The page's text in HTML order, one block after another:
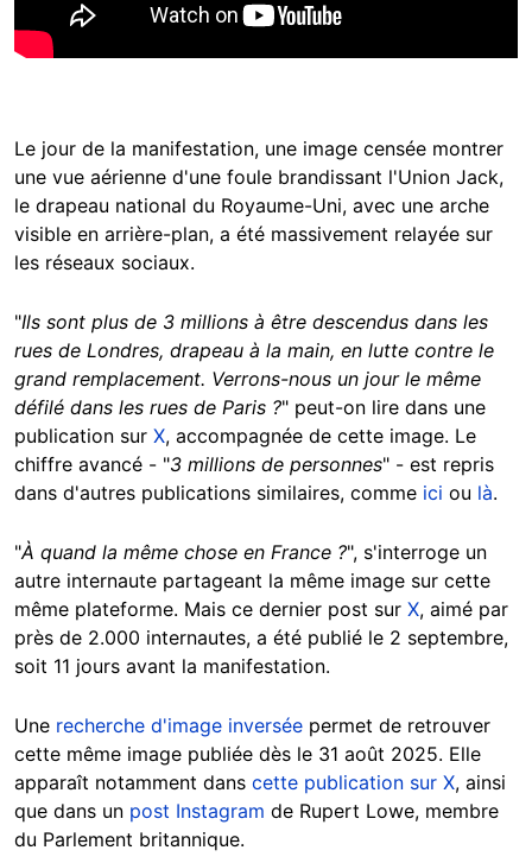
Le jour de la manifestation, une image censée montrer
une vue aérienne d'une foule brandissant l'Union Jack,
le drapeau national du Royaume-Uni, avec une arche
visible en arrière-plan, a été massivement relayée sur
les réseaux sociaux.
"Ils sont plus de 3 millions à être descendus dans les
rues de Londres, drapeau à la main, en lutte contre le
grand remplacement. Verrons-nous un jour le même
défilé dans les rues de Paris ?" peut-on lire dans une
publication sur X, accompagnée de cette image. Le
chiffre avancé - "3 millions de personnes" - est repris
dans d'autres publications similaires, comme ici ou là.
"À quand la même chose en France ?", s'interroge un
autre internaute partageant la même image sur cette
même plateforme. Mais ce dernier post sur X, aimé par
près de 2.000 internautes, a été publié le 2 septembre,
soit 11 jours avant la manifestation.
Une recherche d'image inversée permet de retrouver
cette même image publiée dès le 31 août 2025. Elle
apparaît notamment dans cette publication sur X, ainsi
que dans un post Instagram de Rupert Lowe, membre
du Parlement britannique.